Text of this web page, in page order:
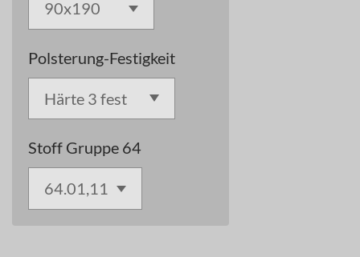
Polsterung-Festigkeit
Stoff Gruppe 64